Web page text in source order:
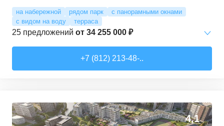
на набережной рядом парк
с панорамными окнами
с видом на воду
терраса
25 предложений от 34 255 000 ₽
92,4–307,3м² 9 предложений
+7 (812) 213-48-..
4,1